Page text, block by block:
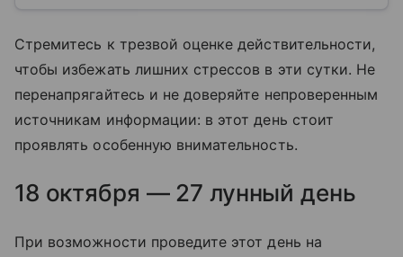
Стремитесь к трезвой оценке действительности,
чтобы избежать лишних стрессов в эти сутки. Не
перенапрягайтесь и не доверяйте непроверенным
источникам информации: в этот день стоит
проявлять особенную внимательность.
18 октября — 27 лунный день
При возможности проведите этот день на